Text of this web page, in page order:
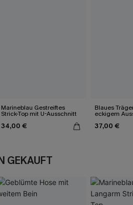
Marineblau Gestreiftes
Strick-Top mit U-Ausschnitt
34,00 €
Blaues
eckigem
Taillenband
37,00 €
GEKAUFT